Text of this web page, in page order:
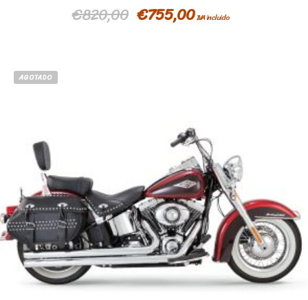
€820,00 €755,00IVA incluido
AGOTADO